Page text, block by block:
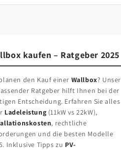
kaufen – Ratgeber 2025
den Kauf einer Wallbox? Unser
Ratgeber hilft Ihnen bei der
Entscheidung. Erfahren Sie alles
Ladeleistung (11kW vs 22kW),
, rechtliche
und die besten Modelle
Inklusive Tipps zu PV-